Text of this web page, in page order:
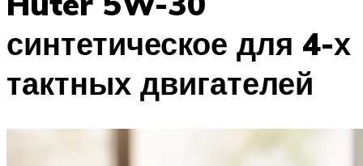
синтетическое для 4-х
тактных двигателей